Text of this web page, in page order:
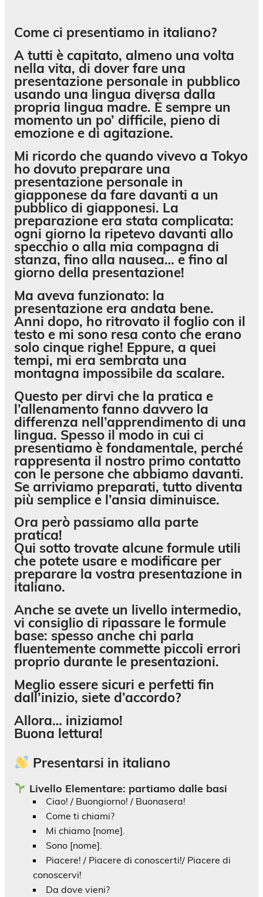
Come ci presentiamo in italiano?
A tutti è capitato, almeno una volta
nella vita, di dover fare una
presentazione personale in pubblico
usando una lingua diversa dalla
propria lingua madre. È sempre un
momento un po’ difficile, pieno di
emozione e di agitazione.
Mi ricordo che quando vivevo a Tokyo
ho dovuto preparare una
presentazione personale in
giapponese da fare davanti a un
pubblico di giapponesi. La
preparazione era stata complicata:
ogni giorno la ripetevo davanti allo
specchio o alla mia compagna di
stanza, fino alla nausea… e fino al
giorno della presentazione!
Ma aveva funzionato: la
presentazione era andata bene.
Anni dopo, ho ritrovato il foglio con il
testo e mi sono resa conto che erano
solo cinque righe! Eppure, a quei
tempi, mi era sembrata una
montagna impossibile da scalare.
Questo per dirvi che la pratica e
l’allenamento fanno davvero la
differenza nell’apprendimento di una
lingua. Spesso il modo in cui ci
presentiamo è fondamentale, perché
rappresenta il nostro primo contatto
con le persone che abbiamo davanti.
Se arriviamo preparati, tutto diventa
più semplice e l’ansia diminuisce.
Ora però passiamo alla parte
pratica!
Qui sotto trovate alcune formule utili
che potete usare e modificare per
preparare la vostra presentazione in
italiano.
Anche se avete un livello intermedio,
vi consiglio di ripassare le formule
base: spesso anche chi parla
fluentemente commette piccoli errori
proprio durante le presentazioni.
Meglio essere sicuri e perfetti fin
dall’inizio, siete d’accordo?
Allora… iniziamo!
Buona lettura!
Presentarsi in italiano
Livello Elementare: partiamo dalle basi
Ciao! / Buongiorno! / Buonasera!
Come ti chiami?
Mi chiamo [nome].
Sono [nome].
Piacere! / Piacere di conoscerti!/ Piacere di
conoscervi!
Da dove vieni?